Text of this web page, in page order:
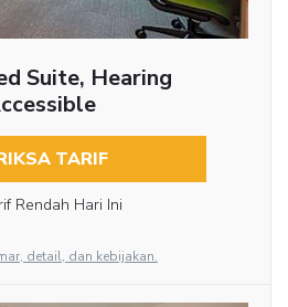
Suite, Hearing
TARIF
Rendah Hari Ini
detail, dan kebijakan.